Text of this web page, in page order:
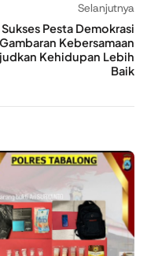
Selanjutnya
Sukses Pesta Demokrasi
Gambaran Kebersamaan
Kehidupan Lebih
Baik